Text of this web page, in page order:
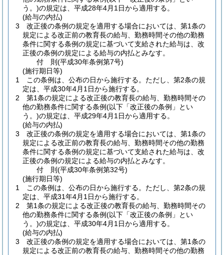
う。)の規定は、平成28年4月1日から適用する。
(給与の内払)
3
改正後の条例の規定を適用する場合においては、第1条の
規定による改正前の教育長の給与、勤務時間その他の勤務
条件に関する条例の規定に基づいて支給された給与は、改
正後の条例の規定による給与の内払とみなす。
付 則(平成30年条例第7号)
(施行期日等)
1
この条例は、公布の日から施行する。 ただし、第2条の規
定は、平成30年4月1日から施行する。
2
第1条の規定による改正後の教育長の給与、勤務時間その
他の勤務条件に関する条例(以下「改正後の条例」とい
う。)の規定は、平成29年4月1日から適用する。
(給与の内払)
3
改正後の条例の規定を適用する場合においては、第1条の
規定による改正前の教育長の給与、勤務時間その他の勤務
条件に関する条例の規定に基づいて支給された給与は、改
正後の条例の規定による給与の内払とみなす。
付 則(平成30年条例第32号)
(施行期日等)
1
この条例は、公布の日から施行する。 ただし、第2条の規
定は、平成31年4月1日から施行する。
2
第1条の規定による改正後の教育長の給与、勤務時間その
他の勤務条件に関する条例(以下「改正後の条例」とい
う。)の規定は、平成30年4月1日から適用する。
(給与の内払)
3
改正後の条例の規定を適用する場合においては、第1条の
規定による改正前の教育長の給与、勤務時間その他の勤務